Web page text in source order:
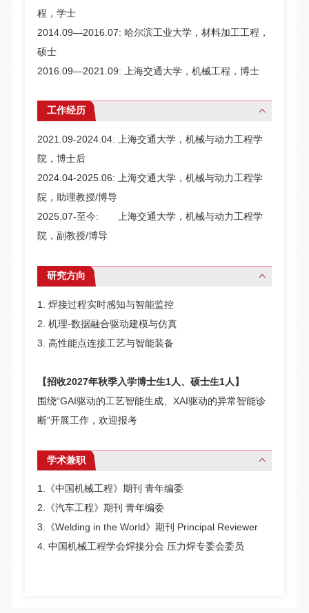
程，学士
2014.09―2016.07: 哈尔滨工业大学，材料加工工程，
硕士
2016.09―2021.09: 上海交通大学，机械工程，博士
工作经历
2021.09-2024.04: 上海交通大学，机械与动力工程学
院，博士后
2024.04-2025.06: 上海交通大学，机械与动力工程学
院，助理教授/博导
2025.07-至今: 上海交通大学，机械与动力工程学
院，副教授/博导
研究方向
1. 焊接过程实时感知与智能监控
2. 机理-数据融合驱动建模与仿真
3. 高性能点连接工艺与智能装备
【招收2027年秋季入学博士生1人、硕士生1人】
围绕“GAI驱动的工艺智能生成、 XAI驱动的异常智能诊
断”开展工作， 欢迎报考
学术兼职
1.《中国机械工程》期刊 青年编委
2.《汽车工程》期刊 青年编委
3.《Welding in the World》期刊 Principal Reviewer
4. 中国机械工程学会焊接分会 压力焊专委会委员